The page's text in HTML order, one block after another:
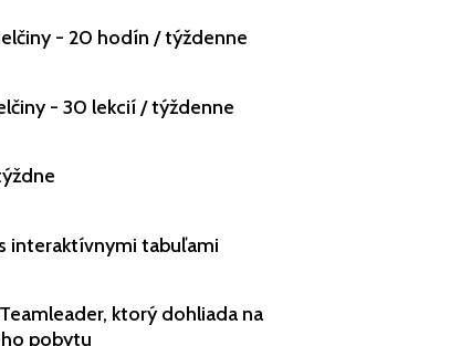
- 20 hodín / týždenne
- 30 lekcií / týždenne
interaktívnymi tabuľami
ktorý dohliada na
pobytu